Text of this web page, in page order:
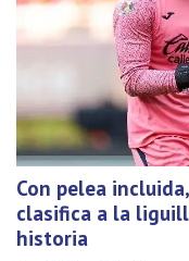
Con pelea
clasifica a la
historia